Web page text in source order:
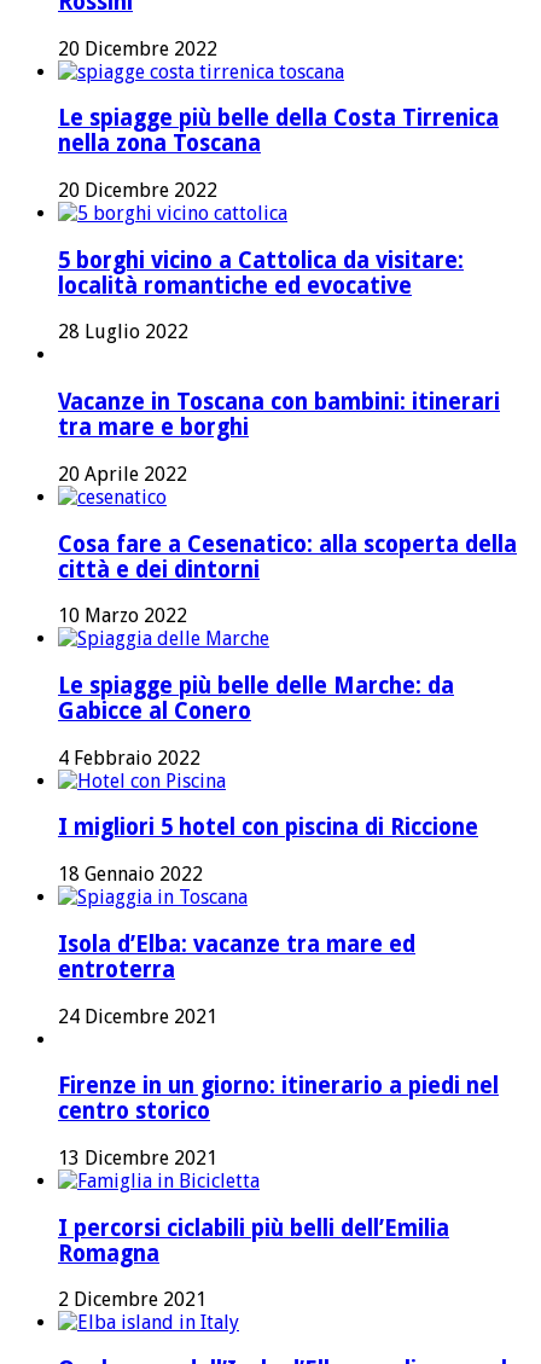
20 Dicembre 2022
Le spiagge più belle della Costa Tirrenica
nella zona Toscana
20 Dicembre 2022
5 borghi vicino a Cattolica da visitare:
località romantiche ed evocative
28 Luglio 2022
Vacanze in Toscana con bambini: itinerari
tra mare e borghi
20 Aprile 2022
Cosa fare a Cesenatico: alla scoperta della
città e dei dintorni
10 Marzo 2022
Le spiagge più belle delle Marche: da
Gabicce al Conero
4 Febbraio 2022
I migliori 5 hotel con piscina di Riccione
18 Gennaio 2022
Isola d’Elba: vacanze tra mare ed
entroterra
24 Dicembre 2021
Firenze in un giorno: itinerario a piedi nel
centro storico
13 Dicembre 2021
I percorsi ciclabili più belli dell’Emilia
Romagna
2 Dicembre 2021